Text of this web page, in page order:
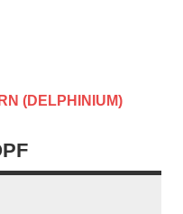
(DELPHINIUM)